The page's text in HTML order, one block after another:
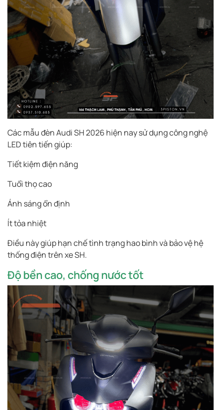
Các mẫu đèn Audi SH 2026 hiện nay sử dụng công nghệ
LED tiên tiến giúp:
Tiết kiệm điện năng
Tuổi thọ cao
Ánh sáng ổn định
Ít tỏa nhiệt
Điều này giúp hạn chế tình trạng hao bình và bảo vệ hệ
thống điện trên xe SH.
Độ bền cao, chống nước tốt